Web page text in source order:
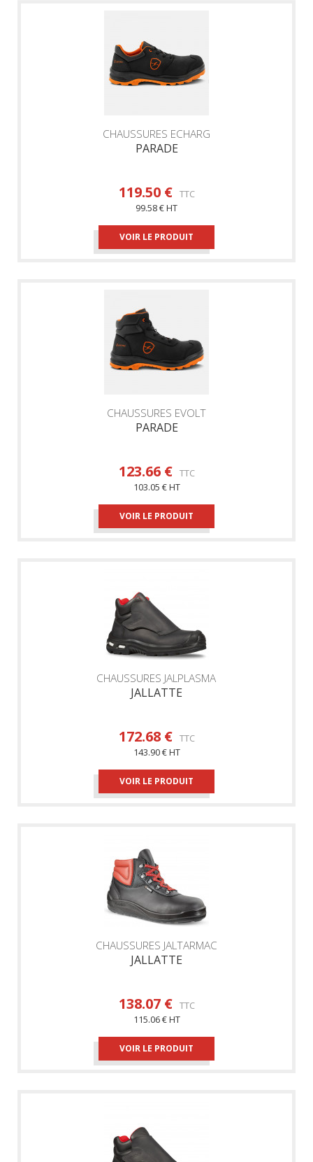
CHAUSSURES ECHARG
PARADE
119.50 € TTC
99.58 € HT
VOIR LE PRODUIT
CHAUSSURES EVOLT
PARADE
123.66 € TTC
103.05 € HT
VOIR LE PRODUIT
CHAUSSURES JALPLASMA
JALLATTE
172.68 € TTC
143.90 € HT
VOIR LE PRODUIT
CHAUSSURES JALTARMAC
JALLATTE
138.07 € TTC
115.06 € HT
VOIR LE PRODUIT